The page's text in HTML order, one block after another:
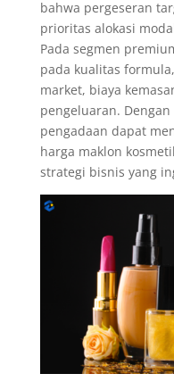
bahwa pergeseran
prioritas alokasi
Pada segmen
pada kualitas
market, biaya
pengeluaran.
pengadaan dapat
harga maklon
strategi bisnis yang